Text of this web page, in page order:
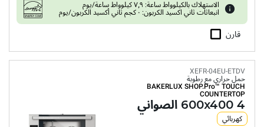
الاستهلاك بالكيلوواط ساعة: ٧٫٩ كيلوواط ساعة/يوم
انبعاثات ثاني اكسيد الكربون: ٠ كجم ثاني أكسيد الكربون/يوم
قارن
XEFR-04EU-ETDV
حمل حراري مع رطوبة
BAKERLUX SHOP.Pro™ TOUCH
COUNTERTOP
4 600x400 الصواني
كهربائي